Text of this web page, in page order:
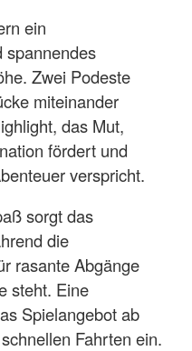
ein
spannendes
Zwei Podeste
miteinander
das Mut,
fördert und
verspricht.
sorgt das
die
rasante Abgänge
steht. Eine
Spielangebot ab
Fahrten ein.